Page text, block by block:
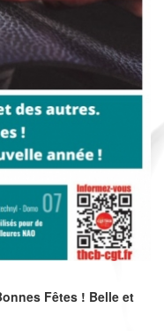
Fêtes ! Belle et